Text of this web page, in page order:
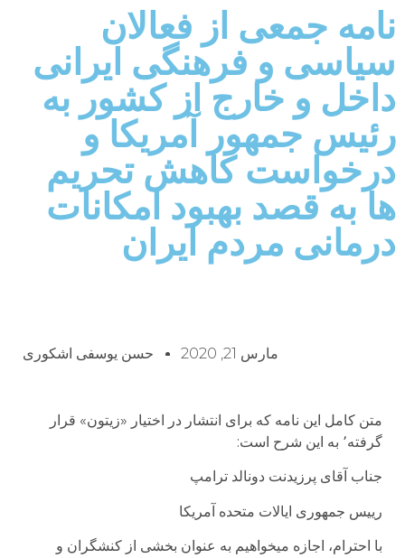
نامه جمعی از فعالان
سیاسی و فرهنگی ایرانی
داخل و خارج از کشور به
رئیس جمهور آمریکا و
درخواست کاهش تحریم
ها به قصد بهبود امکانات
درمانی مردم ایران
مارس 21, 2020 حسن یوسفی اشکوری
متن کامل این نامه که برای انتشار در اختیار «زیتون» قرار
گرفته٬ به این شرح است:
جناب آقای پرزیدنت دونالد ترامپ
رییس جمهوری ایالات متحده آمریکا
با احترام، اجازه میخواهیم به عنوان بخشی از کنشگران و